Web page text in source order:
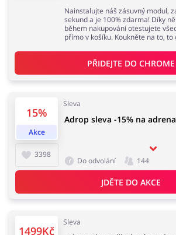
15%
Akce
Sleva
3398
Adrop sleva -15% na
Do odvolání 144
JDĚTE DO AKCE
1499Kč
Sleva
Nainstalujte náš zásuvný modul,
sekund a je 100% zdarma! Díky
během nakupování otestujete
přímo v košíku. Koukněte na to,
PŘIDEJTE DO CHROME